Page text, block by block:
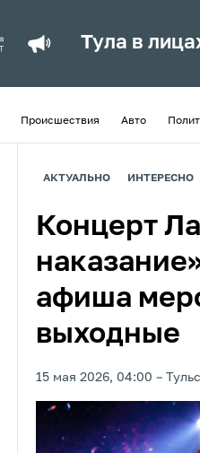
Тула в
Происшествия Авто
АКТУАЛЬНО ИНТЕРЕСНО
Концерт
афиша
выходные
15 мая 2026, 04:00